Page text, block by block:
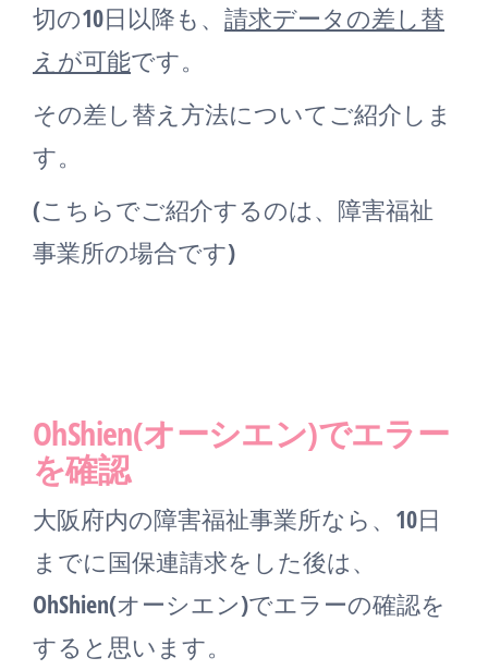
切の10日以降も、 請求データの差し替
えが可能です。
その差し替え方法についてご紹介しま
す。
(こちらでご紹介するのは、障害福祉
事業所の場合です)
OhShien(オーシエン)でエラー
を確認
大阪府内の障害福祉事業所なら、10日
までに国保連請求をした後は、
OhShien(オーシエン)でエラーの確認を
すると思います。